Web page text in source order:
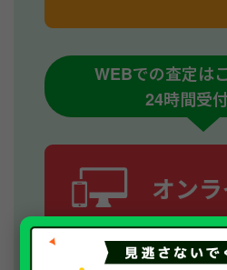
WEBでの査定は
24時間受